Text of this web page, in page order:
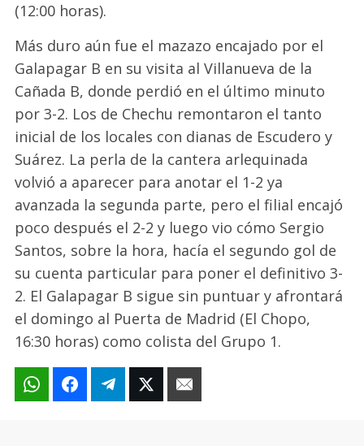
(12:00 horas).
Más duro aún fue el mazazo encajado por el
Galapagar B en su visita al Villanueva de la
Cañada B, donde perdió en el último minuto
por 3-2. Los de Chechu remontaron el tanto
inicial de los locales con dianas de Escudero y
Suárez. La perla de la cantera arlequinada
volvió a aparecer para anotar el 1-2 ya
avanzada la segunda parte, pero el filial encajó
poco después el 2-2 y luego vio cómo Sergio
Santos, sobre la hora, hacía el segundo gol de
su cuenta particular para poner el definitivo 3-
2. El Galapagar B sigue sin puntuar y afrontará
el domingo al Puerta de Madrid (El Chopo,
16:30 horas) como colista del Grupo 1.